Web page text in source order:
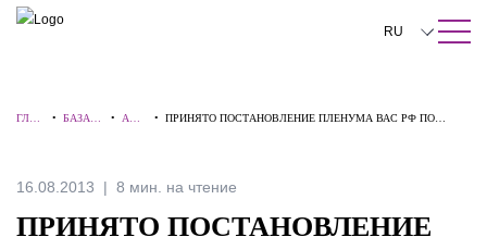
ПОИСК ПО САЙТУ Закрыть
RU
中文
ГЛАВ
• БАЗА
• АЛЕ
• ПРИНЯТО ПОСТАНОВЛЕНИЕ ПЛЕНУМА ВАС РФ ПО
16.08.2013 8 мин. на чтение
ПРИНЯТО ПОСТАНОВЛЕНИЕ